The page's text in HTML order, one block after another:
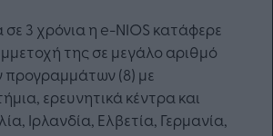
σε 3 χρόνια η e-NIOS κατάφερε
της σε μεγάλο αριθμό
προγραμμάτων (8) με
ερευνητικά κέντρα και
Ιρλανδία, Ελβετία, Γερμανία,
νέο
Οι προσλήψεις αλλάζουν: To
Jobfind.gr ως στρατηγικός